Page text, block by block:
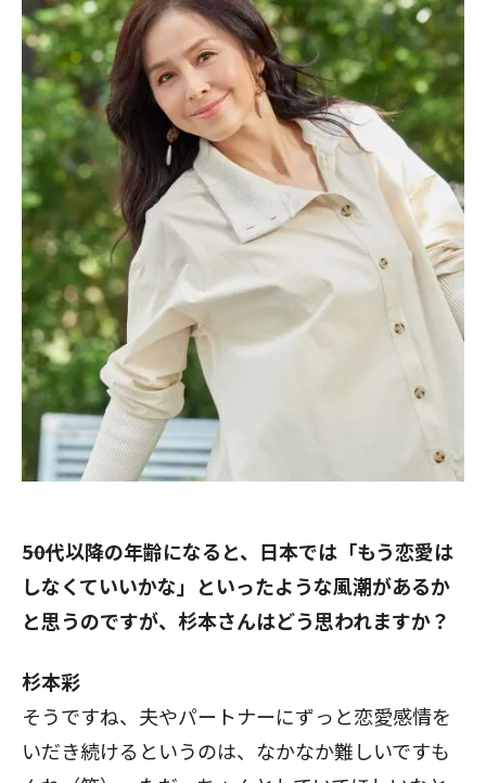
――50代以降の年齢になると、日本では「もう恋愛は
しなくていいかな」といったような風潮があるか
と思うのですが、杉本さんはどう思われますか？
杉本彩
そうですね、夫やパートナーにずっと恋愛感情を
いだき続けるというのは、なかなか難しいですも